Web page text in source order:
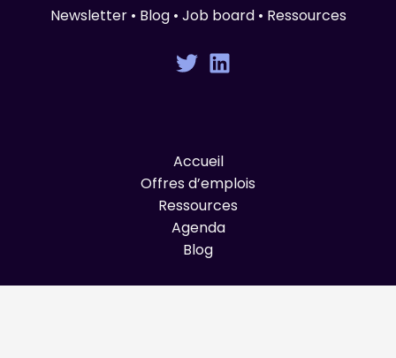
Newsletter • Blog • Job board • Ressources
Accueil
Offres d’emplois
Ressources
Agenda
Blog